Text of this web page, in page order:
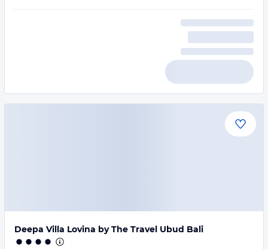
Deepa Villa Lovina by The Travel Ubud Bali